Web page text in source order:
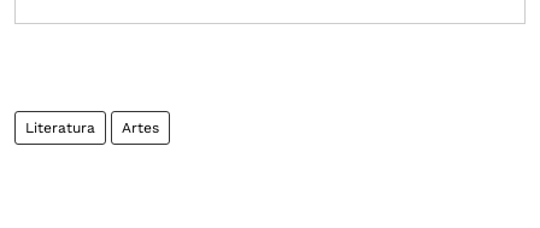
Literatura Artes